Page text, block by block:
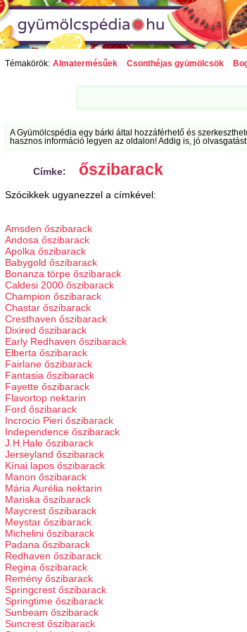
Témakörök: Almatermésűek Csonthéjas gyümölcsök
A Gyümölcspédia egy bárki által hozzáférhető és
hasznos információ legyen az oldalon! Addig is, jó
Címke: őszibarack
Szócikkek ugyanezzel a címkével:
Amsden őszibarack
Andosa őszibarack
Apolka őszibarack
Babygold őszibarack
Bonanza törpe őszibarack
Caldesi 2000 őszibarack
Champion őszibarack
Chastar őszibarack
Cresthaven őszibarack
Dixired őszibarack
Early Redhaven őszibarack
Elberta őszibarack
Fairlane őszibarack
Fantasia őszibarack
Fayette őszibarack
Flavortop nektarin
Ford őszibarack
Incrocio Pieri őszibarack
Independence őszibarack
J.H.Hale őszibarack
Jerseyland őszibarack
Kínai lapos őszibarack
Manon őszibarack
Mária Aurélia nektarin
Mariska őszibarack
Maycrest őszibarack
Meystar őszibarack
Michelini őszibarack
Padana őszibarack
Redhaven őszibarack
Regina őszibarack
Remény őszibarack
Springcrest őszibarack
Springtime őszibarack
Sunbeam őszibarack
Suncrest őszibarack